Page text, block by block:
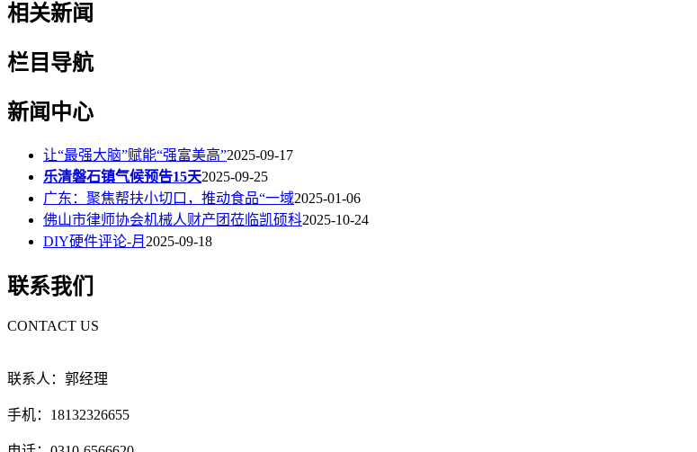
相关新闻
栏目导航
新闻中心
让“最强大脑”赋能“强富美高”2025-09-17
乐清磐石镇气候预告15天2025-09-25
广东：聚焦帮扶小切口，推动食品“一域2025-01-06
佛山市律师协会机械人财产团莅临凯硕科2025-10-24
DIY硬件评论-月 2025-09-18
联系我们
CONTACT US
联系人：郭经理
手机：18132326655